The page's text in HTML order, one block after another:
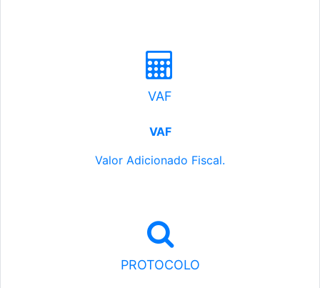
VAF
VAF
Valor Adicionado Fiscal.
PROTOCOLO